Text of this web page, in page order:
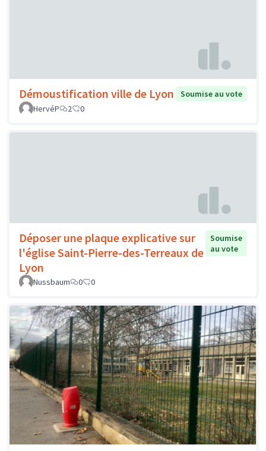
Démoustification ville de Lyon
Soumise au vote
HervéP
2 0
Déposer une plaque explicative sur
l'église Saint-Pierre-des-Terreaux de
Lyon
Soumise
au vote
Nussbaum 0 0